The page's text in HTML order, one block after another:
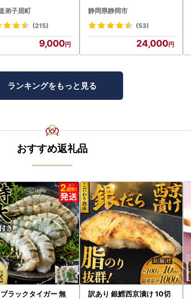
弟子屈町
(215)
9,000
産野菜 常温保存
静岡県静岡市
(53)
24,000
ランキングをもっと見る
おすすめ返礼品
ラックタイガー 無 訳あり 銀鱈西京漬け 10切